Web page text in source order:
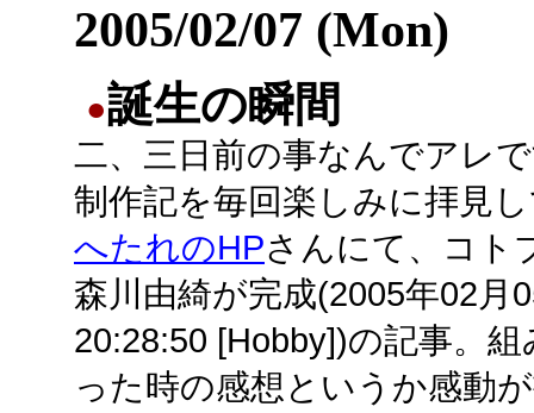
2005/02/07 (Mon)
●誕生の瞬間
二、三日前の事なんでアレ
制作記を毎回楽しみに拝見
へたれのHPさんにて、コト
森川由綺が完成(2005年02月
20:28:50 [Hobby])の記事。組
った時の感想というか感動